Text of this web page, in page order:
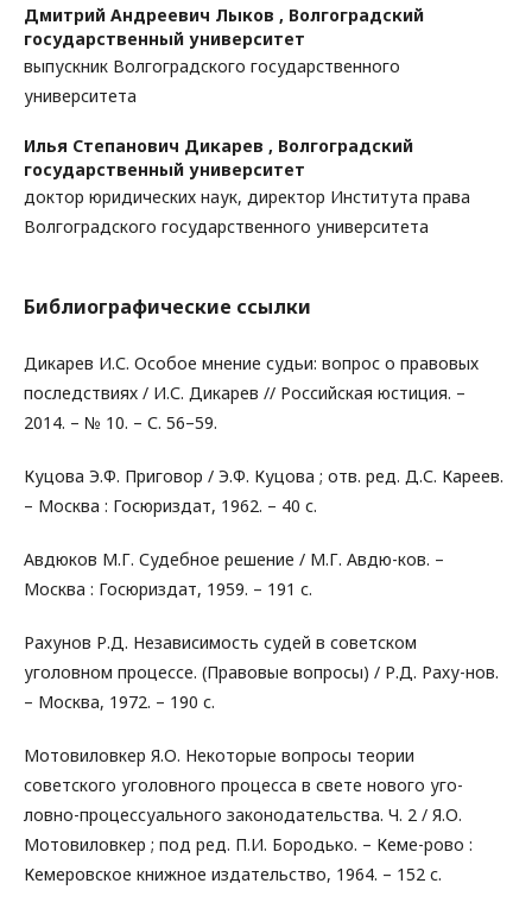
Дмитрий Андреевич Лыков , Волгоградский
государственный университет
выпускник Волгоградского государственного
университета
Илья Степанович Дикарев , Волгоградский
государственный университет
доктор юридических наук, директор Института права
Волгоградского государственного университета
Библиографические ссылки
Дикарев И.С. Особое мнение судьи: вопрос о правовых
последствиях / И.С. Дикарев // Российская юстиция. –
2014. – № 10. – С. 56–59.
Куцова Э.Ф. Приговор / Э.Ф. Куцова ; отв. ред. Д.С. Кареев.
– Москва : Госюриздат, 1962. – 40 с.
Авдюков М.Г. Судебное решение / М.Г. Авдю-ков. –
Москва : Госюриздат, 1959. – 191 с.
Рахунов Р.Д. Независимость судей в советском
уголовном процессе. (Правовые вопросы) / Р.Д. Раху-нов.
– Москва, 1972. – 190 с.
Мотовиловкер Я.О. Некоторые вопросы теории
советского уголовного процесса в свете нового уго-
ловно-процессуального законодательства. Ч. 2 / Я.О.
Мотовиловкер ; под ред. П.И. Бородько. – Кеме-рово :
Кемеровское книжное издательство, 1964. – 152 с.